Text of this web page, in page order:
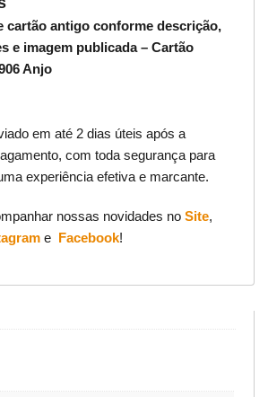
cartão antigo conforme descrição,
e imagem publicada – Cartão
Anjo
em até 2 dias úteis após a
com toda segurança para
experiência efetiva e marcante.
nossas novidades no Site,
e Facebook!